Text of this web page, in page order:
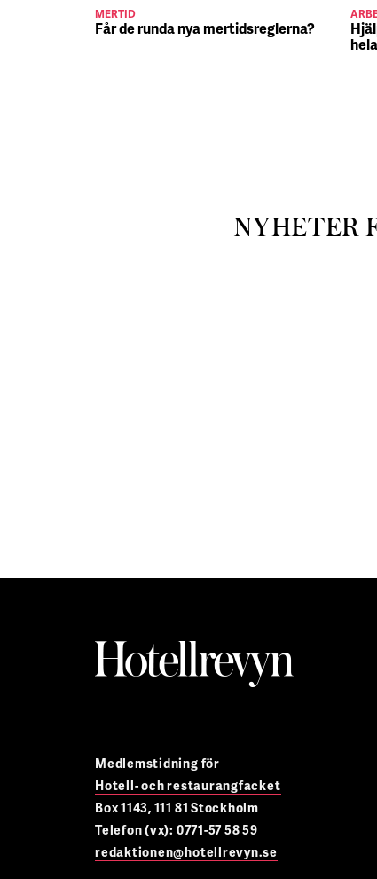
MERTID
Får de runda nya mertidsreglerna?
NYHETER
Medlemstidning för
Hotell- och restaurangfacket
Box 1143, 111 81 Stockholm
Telefon (vx): 0771-57 58 59
redaktionen@hotellrevyn.se